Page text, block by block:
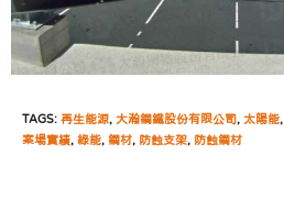
TAGS: 再生能源, 大瀚鋼鐵股份有限公司, 太陽能,
案場實績, 綠能, 鋼材, 防蝕支架, 防蝕鋼材